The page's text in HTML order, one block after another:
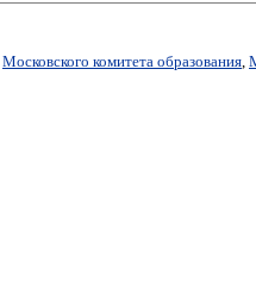
Московского комитета образования,